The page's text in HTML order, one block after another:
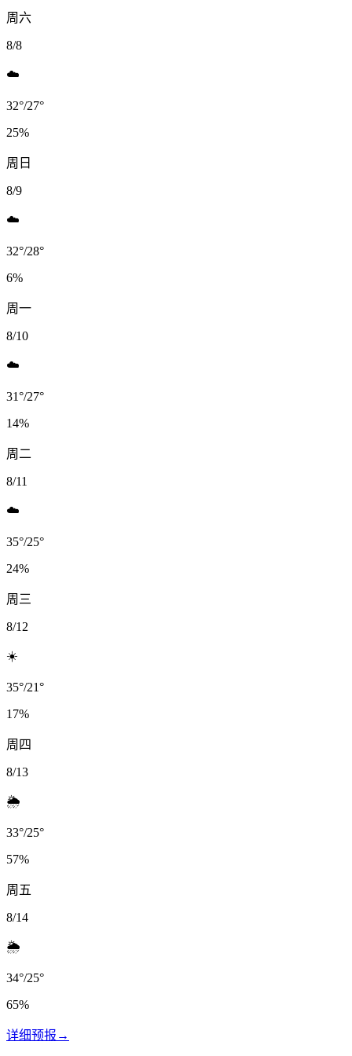
周六
8/8
☁️
32°/27°
25%
周日
8/9
☁️
32°/28°
6%
周一
8/10
☁️
31°/27°
14%
周二
8/11
☁️
35°/25°
24%
周三
8/12
☀️
35°/21°
17%
周四
8/13
🌦️
33°/25°
57%
周五
8/14
🌦️
34°/25°
65%
详细预报 →